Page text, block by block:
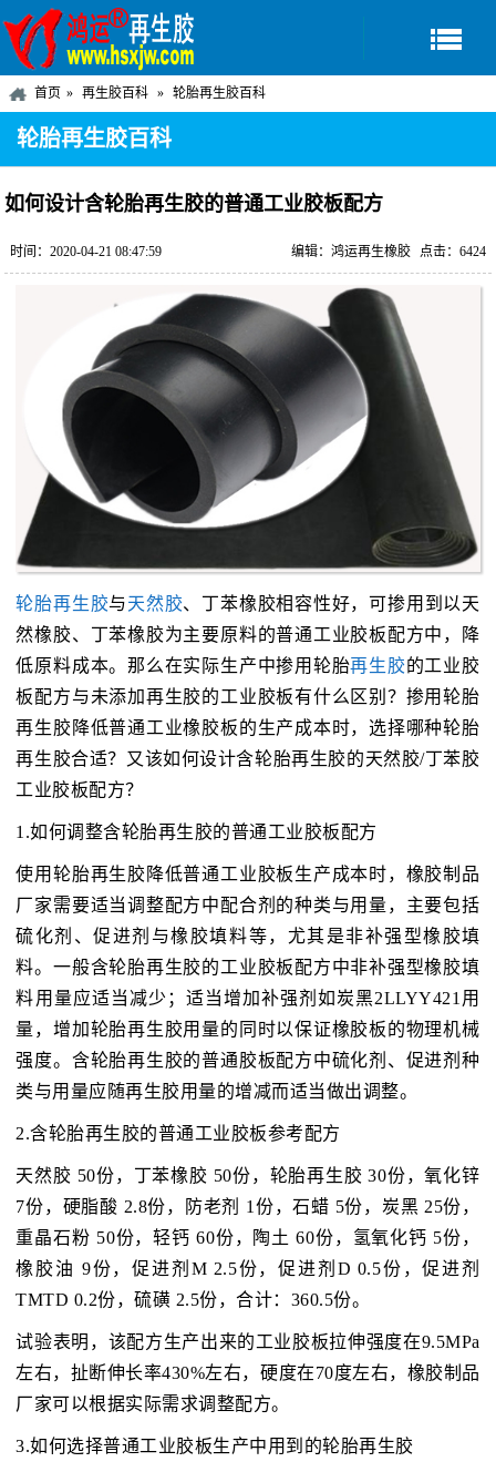
首页 再生胶百科 轮胎再生胶百科
轮胎再生胶百科
如何设计含轮胎再生胶的普通工业胶板配方
时间：2020-04-21 08:47:59 点击：6424
编辑：鸿运再生橡胶
轮胎再生胶与天然胶、丁苯橡胶相容性好，可掺用到以天
然橡胶、丁苯橡胶为主要原料的普通工业胶板配方中，降
低原料成本。那么在实际生产中掺用轮胎再生胶的工业胶
板配方与未添加再生胶的工业胶板有什么区别？掺用轮胎
再生胶降低普通工业橡胶板的生产成本时，选择哪种轮胎
再生胶合适？又该如何设计含轮胎再生胶的天然胶/丁苯胶
工业胶板配方？
1.如何调整含轮胎再生胶的普通工业胶板配方
使用轮胎再生胶降低普通工业胶板生产成本时，橡胶制品
厂家需要适当调整配方中配合剂的种类与用量，主要包括
硫化剂、促进剂与橡胶填料等，尤其是非补强型橡胶填
料。一般含轮胎再生胶的工业胶板配方中非补强型橡胶填
料用量应适当减少；适当增加补强剂如炭黑2LLYY421用
量，增加轮胎再生胶用量的同时以保证橡胶板的物理机械
强度。含轮胎再生胶的普通胶板配方中硫化剂、促进剂种
类与用量应随再生胶用量的增减而适当做出调整。
2.含轮胎再生胶的普通工业胶板参考配方
天然胶 50份，丁苯橡胶 50份，轮胎再生胶 30份，氧化锌
7份，硬脂酸 2.8份，防老剂 1份，石蜡 5份，炭黑 25份，
重晶石粉 50份，轻钙 60份，陶土 60份，氢氧化钙 5份，
橡胶油 9份，促进剂M 2.5份，促进剂D 0.5份，促进剂
TMTD 0.2份，硫磺 2.5份，合计：360.5份。
试验表明，该配方生产出来的工业胶板拉伸强度在9.5MPa
左右，扯断伸长率430%左右，硬度在70度左右，橡胶制品
厂家可以根据实际需求调整配方。
3.如何选择普通工业胶板生产中用到的轮胎再生胶